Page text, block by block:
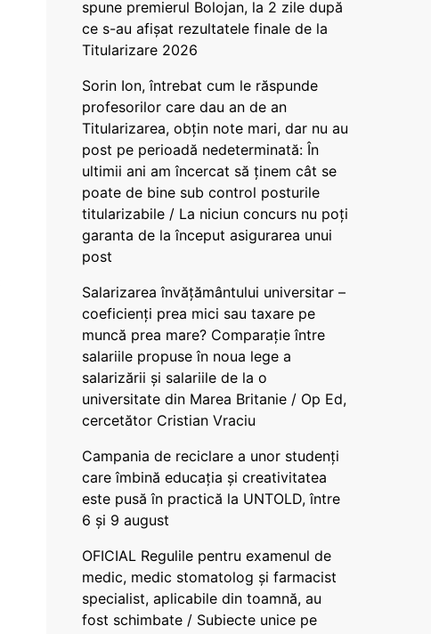
spune premierul Bolojan, la 2 zile după
ce s-au afișat rezultatele finale de la
Titularizare 2026
Sorin Ion, întrebat cum le răspunde
profesorilor care dau an de an
Titularizarea, obțin note mari, dar nu au
post pe perioadă nedeterminată: În
ultimii ani am încercat să ținem cât se
poate de bine sub control posturile
titularizabile / La niciun concurs nu poți
garanta de la început asigurarea unui
post
Salarizarea învățământului universitar –
coeficienți prea mici sau taxare pe
muncă prea mare? Comparație între
salariile propuse în noua lege a
salarizării și salariile de la o
universitate din Marea Britanie / Op Ed,
cercetător Cristian Vraciu
Campania de reciclare a unor studenți
care îmbină educația și creativitatea
este pusă în practică la UNTOLD, între
6 și 9 august
OFICIAL Regulile pentru examenul de
medic, medic stomatolog și farmacist
specialist, aplicabile din toamnă, au
fost schimbate / Subiecte unice pe